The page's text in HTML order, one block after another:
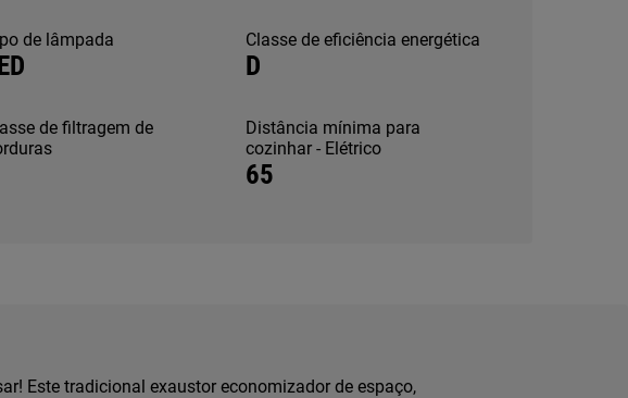
de lâmpada Classe de eficiência energética
D
de filtragem de
Distância mínima para
cozinhar - Elétrico
65
Este tradicional exaustor economizador de espaço,